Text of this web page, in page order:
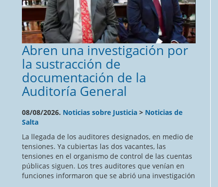
Abren una investigación por
la sustracción de
documentación de la
Auditoría General
08/08/2026. Noticias sobre Justicia > Noticias de
Salta
La llegada de los auditores designados, en medio de
tensiones. Ya cubiertas las dos vacantes, las
tensiones en el organismo de control de las cuentas
públicas siguen. Los tres auditores que venían en
funciones informaron que se abrió una investigación